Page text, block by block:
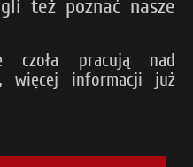
też poznać nasze
czoła pracują nad
więcej informacji już